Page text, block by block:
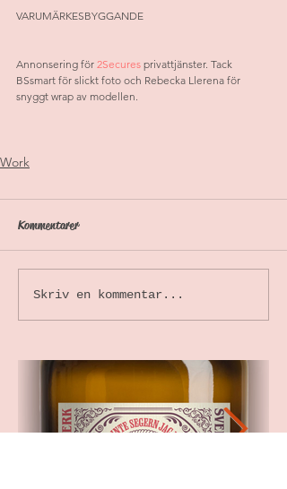
VARUMÄRKESBYGGANDE
Annonsering för 2Secures privattjänster. Tack
BSsmart för slickt foto och Rebecka Llerena för
snyggt wrap av modellen.
Work
Kommentarer
Skriv en kommentar...